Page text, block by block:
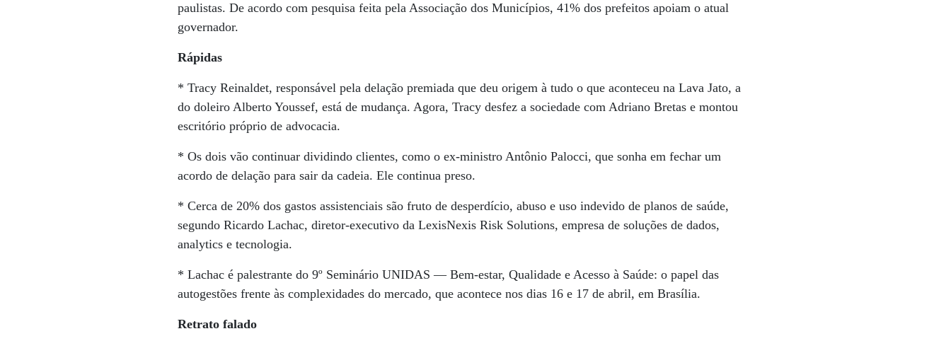
paulistas. De acordo com pesquisa feita pela Associação dos Municípios, 41% dos prefeitos apoiam o atual
governador.
Rápidas
* Tracy Reinaldet, responsável pela delação premiada que deu origem à tudo o que aconteceu na Lava Jato, a
do doleiro Alberto Youssef, está de mudança. Agora, Tracy desfez a sociedade com Adriano Bretas e montou
escritório próprio de advocacia.
* Os dois vão continuar dividindo clientes, como o ex-ministro Antônio Palocci, que sonha em fechar um
acordo de delação para sair da cadeia. Ele continua preso.
* Cerca de 20% dos gastos assistenciais são fruto de desperdício, abuso e uso indevido de planos de saúde,
segundo Ricardo Lachac, diretor-executivo da LexisNexis Risk Solutions, empresa de soluções de dados,
analytics e tecnologia.
* Lachac é palestrante do 9º Seminário UNIDAS — Bem-estar, Qualidade e Acesso à Saúde: o papel das
autogestões frente às complexidades do mercado, que acontece nos dias 16 e 17 de abril, em Brasília.
Retrato falado